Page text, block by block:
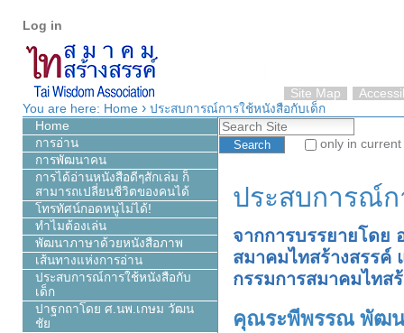
content.
Skip
to
navigation
Site Map
tools
Log in
You are here: Home › ประสบการณ์การใช้หนังสือกับเด็ก
Search Site
only in current
ประสบการณ์ก
จากการบรรยายโดย
สมาคมไทสร้างสรร
กรรมการสมาคมไทส
คุณระพีพรรณ พัฒน
Home
การอ่าน
การพัฒนาคน
การได้อ่านหนังสือดีๆสักเล่ม ก็
สามารถเปลี่ยนชีวิตของคนได้
โทรทัศน์กอดหนูไม่ได้!
ทำไมต้องเล่น
พัฒนาภาษาด้วยหนังสือภาพ
เส้นทางแห่งการอ่าน
ประสบการณ์การใช้หนังสือกับ
เด็ก
ปาฐกถาโดย ศ.นพ.เกษม วัฒน
ชัย